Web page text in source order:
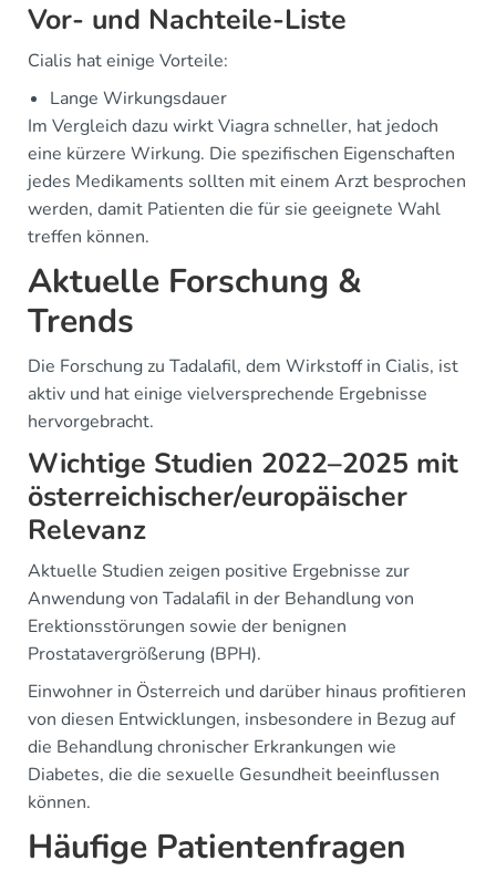
Vor- und Nachteile-Liste
Cialis hat einige Vorteile:
Lange Wirkungsdauer
Im Vergleich dazu wirkt Viagra schneller, hat jedoch
eine kürzere Wirkung. Die spezifischen Eigenschaften
jedes Medikaments sollten mit einem Arzt besprochen
werden, damit Patienten die für sie geeignete Wahl
treffen können.
Aktuelle Forschung &
Trends
Die Forschung zu Tadalafil, dem Wirkstoff in Cialis, ist
aktiv und hat einige vielversprechende Ergebnisse
hervorgebracht.
Wichtige Studien 2022–2025 mit
österreichischer/europäischer
Relevanz
Aktuelle Studien zeigen positive Ergebnisse zur
Anwendung von Tadalafil in der Behandlung von
Erektionsstörungen sowie der benignen
Prostatavergrößerung (BPH).
Einwohner in Österreich und darüber hinaus profitieren
von diesen Entwicklungen, insbesondere in Bezug auf
die Behandlung chronischer Erkrankungen wie
Diabetes, die die sexuelle Gesundheit beeinflussen
können.
Häufige Patientenfragen